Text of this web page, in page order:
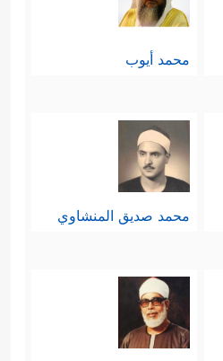
محمد أيوب
محمد صديق المنشاوي